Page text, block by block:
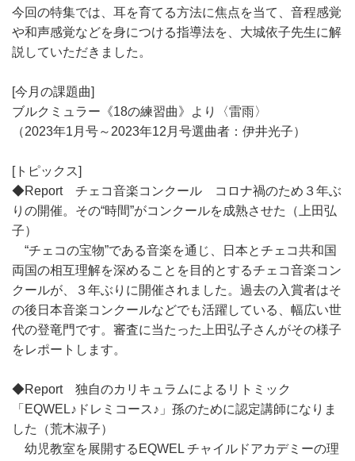
今回の特集では、耳を育てる方法に焦点を当て、音程感覚
や和声感覚などを身につける指導法を、大城依子先生に解
説していただきました。
[今月の課題曲]
ブルクミュラー《18の練習曲》より〈雷雨〉
（2023年1月号～2023年12月号選曲者：伊井光子）
[トピックス]
◆Report チェコ音楽コンクール コロナ禍のため３年ぶ
りの開催。その“時間”がコンクールを成熟させた（上田弘
子）
“チェコの宝物”である音楽を通じ、日本とチェコ共和国
両国の相互理解を深めることを目的とするチェコ音楽コン
クールが、３年ぶりに開催されました。過去の入賞者はそ
の後日本音楽コンクールなどでも活躍している、幅広い世
代の登竜門です。審査に当たった上田弘子さんがその様子
をレポートします。
◆Report 独自のカリキュラムによるリトミック
「EQWEL♪ドレミコース♪」孫のために認定講師になりま
した（荒木淑子）
幼児教室を展開するEQWEL チャイルドアカデミーの理